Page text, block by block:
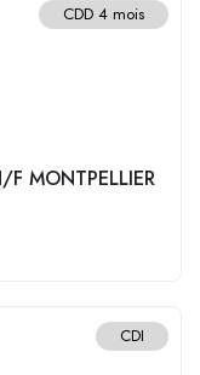
CDD 4 mois
MONTPELLIER
CDI